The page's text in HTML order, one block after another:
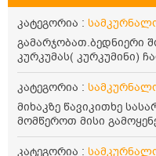
კატეგორია :
გამარჯობათ.ბედნიერი
კურკუმას( კურკუმინი)
წესი. მაინტერესებდა
კურკუმას გააჩნია
დამამშვიდებელი და
უნდა მივიღოთო
ეფექტურობის მიზნით. 1)
როგორ მივიღო
კატეგორია :
მიხაკზე წავიკითხე
მომწეროთ მისი
მიხაკის ჩაი. ასევე
ოდნავ დაბალი და
კატეგორია :